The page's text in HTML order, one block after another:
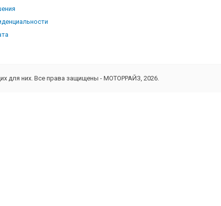
для них. Все права защищены - МОТОРРАЙЗ, 2026.